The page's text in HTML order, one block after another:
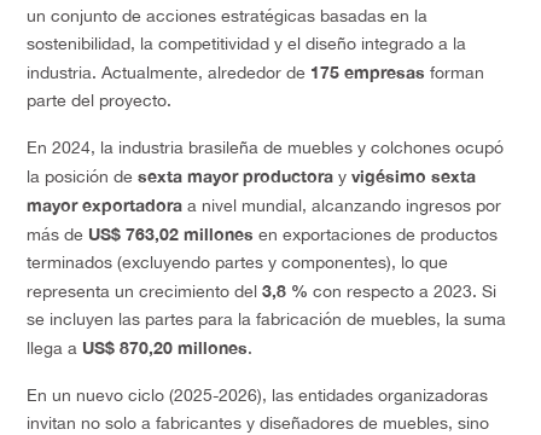
un conjunto de acciones estratégicas basadas en la
sostenibilidad, la competitividad y el diseño integrado a la
industria. Actualmente, alrededor de 175 empresas forman
parte del proyecto.
En 2024, la industria brasileña de muebles y colchones ocupó
la posición de sexta mayor productora y vigésimo sexta
mayor exportadora a nivel mundial, alcanzando ingresos por
más de US$ 763,02 millones en exportaciones de productos
terminados (excluyendo partes y componentes), lo que
representa un crecimiento del 3,8 % con respecto a 2023. Si
se incluyen las partes para la fabricación de muebles, la suma
llega a US$ 870,20 millones.
En un nuevo ciclo (2025-2026), las entidades organizadoras
invitan no solo a fabricantes y diseñadores de muebles, sino